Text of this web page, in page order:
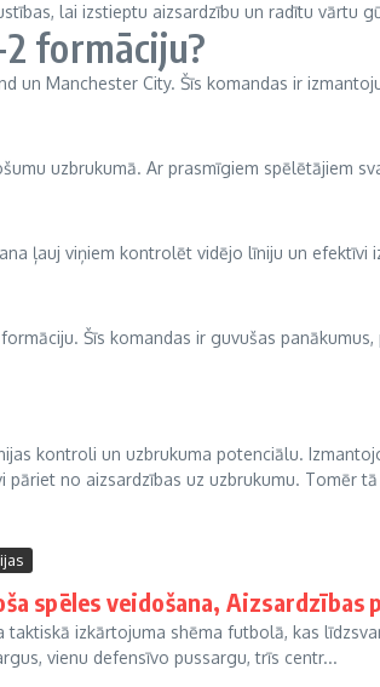
lai izstieptu aizsardzību un radītu vārtu
formāciju?
Manchester City. Šīs komandas ir
uzbrukumā. Ar prasmīgiem spēlētājiem
ļauj viņiem kontrolēt vidējo līniju un
Šīs komandas ir guvušas
kontroli un uzbrukuma potenciālu.
no aizsardzības uz uzbrukumu. Tomēr
spēles veidošana, Aizsardzības
taktiskā izkārtojuma shēma futbolā, kas
vienu defensīvo pussargu, trīs centr...